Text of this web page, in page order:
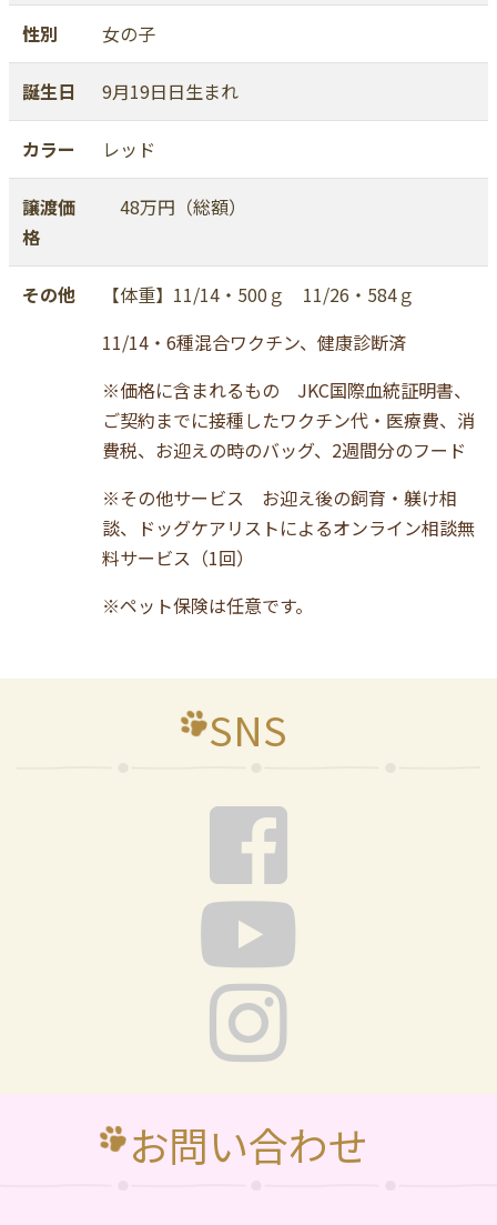
性別 女の子
誕生日 9月19日日生まれ
カラー レッド
譲渡価
格
48万円（総額）
その他
【体重】11/14・500ｇ 11/26・584ｇ
11/14・6種混合ワクチン、健康診断済
※価格に含まれるもの JKC国際血統証明書、
ご契約までに接種したワクチン代・医療費、消
費税、お迎えの時のバッグ、2週間分のフード
※その他サービス お迎え後の飼育・躾け相
談、ドッグケアリストによるオンライン相談無
料サービス（1回）
※ペット保険は任意です。
SNS
お問い合わせ